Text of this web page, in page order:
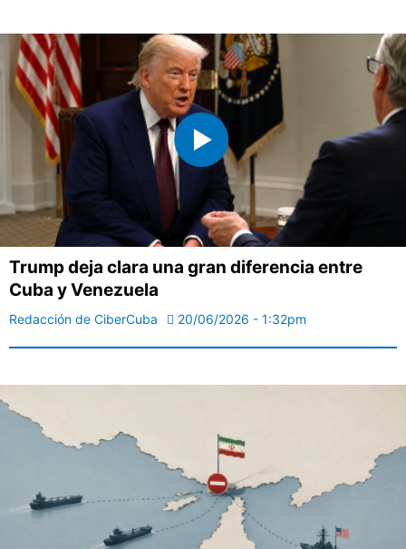
Trump deja clara una gran diferencia entre
Cuba y Venezuela
Redacción de CiberCuba 20/06/2026 - 1:32pm